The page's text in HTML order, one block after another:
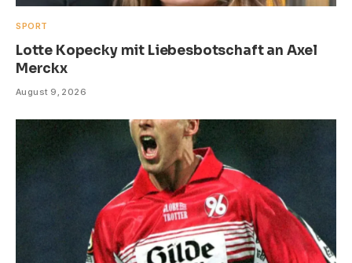
SPORT
Lotte Kopecky mit Liebesbotschaft an Axel
Merckx
August 9, 2026